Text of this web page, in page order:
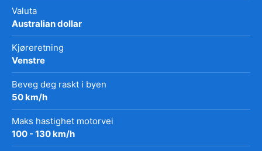
Valuta
Australian dollar
Kjøreretning
Venstre
Beveg deg raskt i byen
50 km/h
Maks hastighet motorvei
100 - 130 km/h